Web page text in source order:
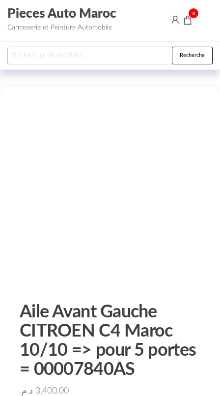
Aller au contenu
Pieces Auto Maroc
Carrosserie et Peinture Automobile
0
Recherche pour : Recherche
Aile Avant Gauche
CITROEN C4 Maroc
10/10 => pour 5 portes
= 00007840AS
3,400.00 د.م.